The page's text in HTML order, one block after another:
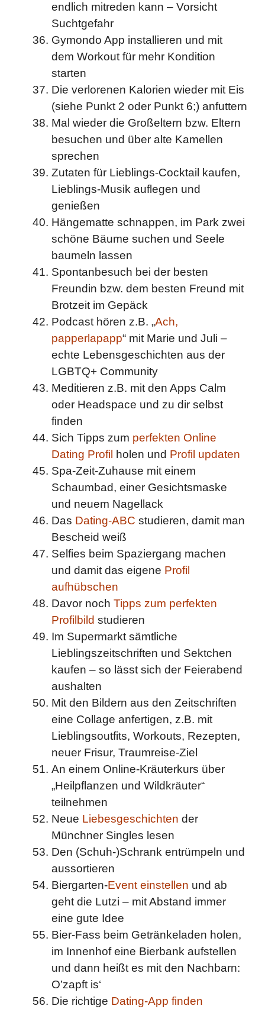
endlich mitreden kann – Vorsicht
Suchtgefahr
Gymondo App installieren und mit
dem Workout für mehr Kondition
starten
Die verlorenen Kalorien wieder mit Eis
(siehe Punkt 2 oder Punkt 6;) anfuttern
Mal wieder die Großeltern bzw. Eltern
besuchen und über alte Kamellen
sprechen
Zutaten für Lieblings-Cocktail kaufen,
Lieblings-Musik auflegen und
genießen
Hängematte schnappen, im Park zwei
schöne Bäume suchen und Seele
baumeln lassen
Spontanbesuch bei der besten
Freundin bzw. dem besten Freund mit
Brotzeit im Gepäck
Podcast hören z.B. „Ach,
papperlapapp“ mit Marie und Juli –
echte Lebensgeschichten aus der
LGBTQ+ Community
Meditieren z.B. mit den Apps Calm
oder Headspace und zu dir selbst
finden
Sich Tipps zum perfekten Online
Dating Profil
holen und Profil updaten
Spa-Zeit-Zuhause mit einem
Schaumbad, einer Gesichtsmaske
und neuem Nagellack
Das Dating-ABC studieren, damit man
Bescheid weiß
Selfies beim Spaziergang machen
und damit das eigene Profil
aufhübschen
Davor noch Tipps zum perfekten
Profilbild studieren
Im Supermarkt sämtliche
Lieblingszeitschriften und Sektchen
kaufen – so lässt sich der Feierabend
aushalten
Mit den Bildern aus den Zeitschriften
eine Collage anfertigen, z.B. mit
Lieblingsoutfits, Workouts, Rezepten,
neuer Frisur, Traumreise-Ziel
An einem Online-Kräuterkurs über
„Heilpflanzen und Wildkräuter“
teilnehmen
Neue Liebesgeschichten der
Münchner Singles lesen
Den (Schuh-)Schrank entrümpeln und
aussortieren
Biergarten-Event einstellen und ab
geht die Lutzi – mit Abstand immer
eine gute Idee
Bier-Fass beim Getränkeladen holen,
im Innenhof eine Bierbank aufstellen
und dann heißt es mit den Nachbarn:
O’zapft is‘
Die richtige Dating-App finden